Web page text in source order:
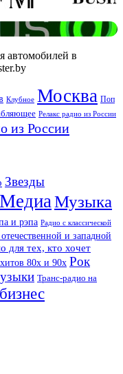
автомобилей в
Клубное Москва Поп
Релакс радио из России
из России
Звезды
Медиа Музыка
и рэпа Радио с классической
и западной
для тех, кто хочет
80х и 90х Рок
Транс-радио на